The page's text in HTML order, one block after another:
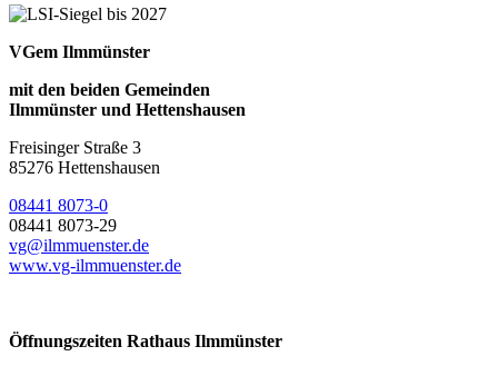
VGem Ilmmünster
mit den beiden Gemeinden
Ilmmünster und Hettenshausen
Freisinger Straße 3
85276 Hettenshausen
08441 8073-0
08441 8073-29
vg@ilmmuenster.de
www.vg-ilmmuenster.de
Öffnungszeiten Rathaus Ilmmünster